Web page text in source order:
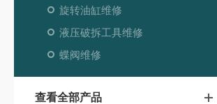
旋转油缸维修
液压破拆工具维修
蝶阀维修
查看全部产品